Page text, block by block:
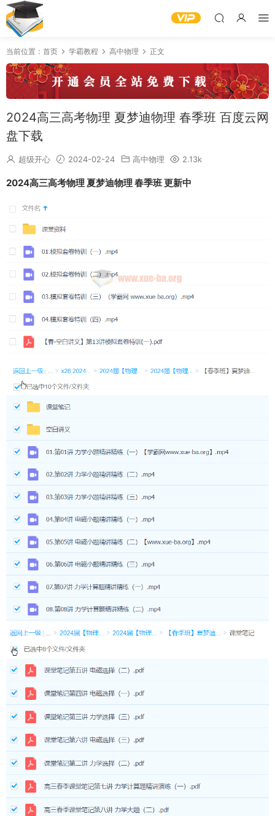
当前位置： 首页 学霸教程 高中物理 正文
2024高三高考物理 夏梦迪物理 春季班 百度云网
盘下载
超级开心 2024-02-24 高中物理 2.13k
2024高三高考物理 夏梦迪物理 春季班 更新中